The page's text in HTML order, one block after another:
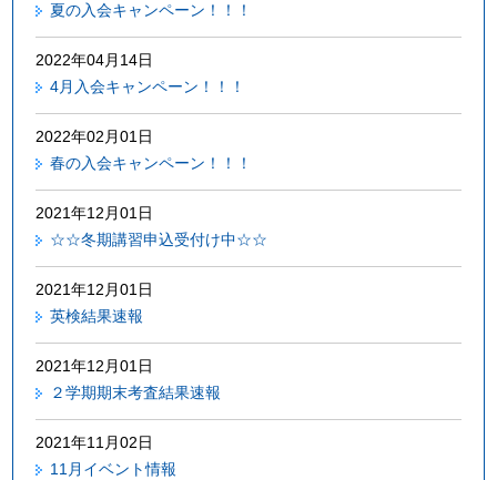
夏の入会キャンペーン！！！
2022年04月14日
4月入会キャンペーン！！！
2022年02月01日
春の入会キャンペーン！！！
2021年12月01日
☆☆冬期講習申込受付け中☆☆
2021年12月01日
英検結果速報
2021年12月01日
２学期期末考査結果速報
2021年11月02日
11月イベント情報